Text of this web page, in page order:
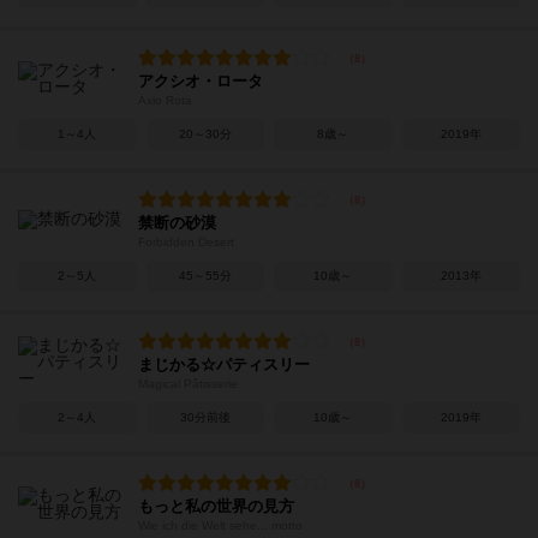
アクシオ・ロータ
1～4人 20～30分 8歳～ 2019年
禁断の砂漠
2～5人 45～55分 10歳～ 2013年
まじかる☆パティスリー
2～4人 30分前後 10歳～ 2019年
もっと私の世界の見方